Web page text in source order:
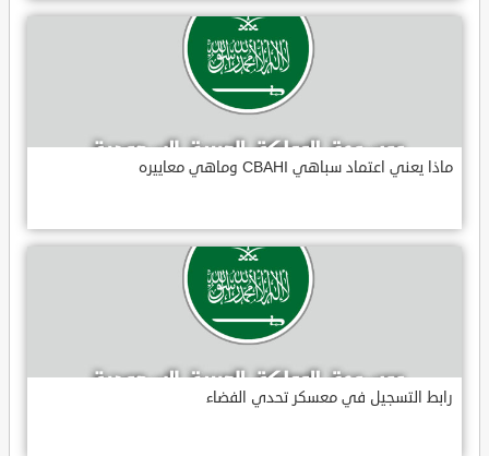
ماذا يعني اعتماد سباهي CBAHI وماهي معاييره
رابط التسجيل في معسكر تحدي الفضاء